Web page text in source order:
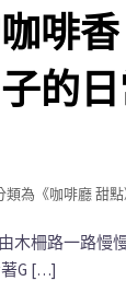
啡
的
類為《咖啡廳 甜點
木柵路一路慢
G […]